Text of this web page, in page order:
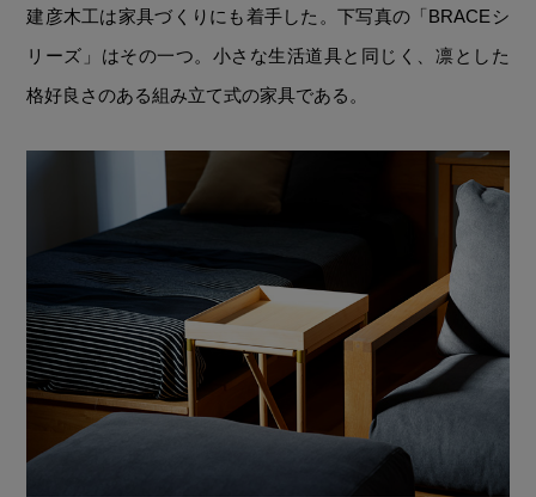
建彦木工は家具づくりにも着手した。下写真の「BRACEシ
リーズ」はその一つ。小さな生活道具と同じく、凛とした
格好良さのある組み立て式の家具である。